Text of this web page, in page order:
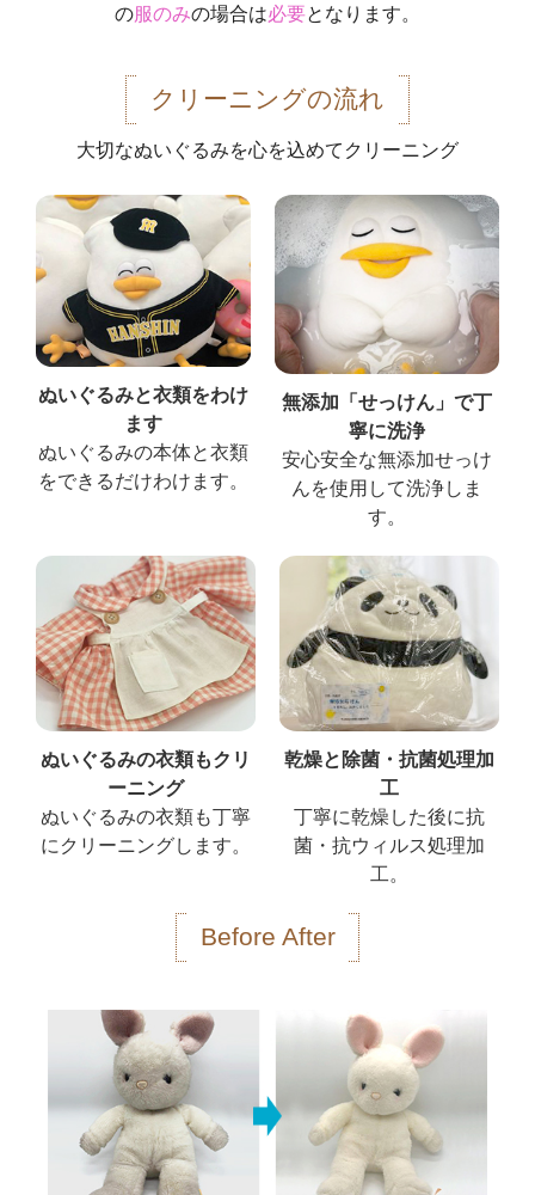
の服のみの場合は必要となります。
クリーニングの流れ
大切なぬいぐるみを心を込めてクリーニング
ぬいぐるみと衣類をわけ
ます
ぬいぐるみの本体と衣類
をできるだけわけます。
無添加「せっけん」で丁
寧に洗浄
安心安全な無添加せっけ
んを使用して洗浄しま
す。
ぬいぐるみの衣類もクリ
ーニング
ぬいぐるみの衣類も丁寧
にクリーニングします。
乾燥と除菌・抗菌処理加
工
丁寧に乾燥した後に抗
菌・抗ウィルス処理加
工。
Before After